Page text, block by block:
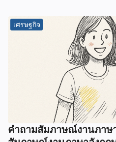
เศรษฐกิจ
คําถามสัมภาษณ์งานภาษ